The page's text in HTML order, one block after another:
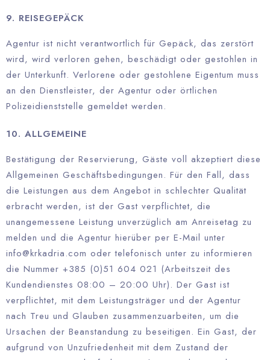
9. REISEGEPÄCK
Agentur ist nicht verantwortlich für Gepäck, das zerstört
wird, wird verloren gehen, beschädigt oder gestohlen in
der Unterkunft. Verlorene oder gestohlene Eigentum muss
an den Dienstleister, der Agentur oder örtlichen
Polizeidienststelle gemeldet werden.
10. ALLGEMEINE
Bestätigung der Reservierung, Gäste voll akzeptiert diese
Allgemeinen Geschäftsbedingungen. Für den Fall, dass
die Leistungen aus dem Angebot in schlechter Qualität
erbracht werden, ist der Gast verpflichtet, die
unangemessene Leistung unverzüglich am Anreisetag zu
melden und die Agentur hierüber per E-Mail unter
info@krkadria.com oder telefonisch unter zu informieren
die Nummer +385 (0)51 604 021 (Arbeitszeit des
Kundendienstes 08:00 – 20:00 Uhr). Der Gast ist
verpflichtet, mit dem Leistungsträger und der Agentur
nach Treu und Glauben zusammenzuarbeiten, um die
Ursachen der Beanstandung zu beseitigen. Ein Gast, der
aufgrund von Unzufriedenheit mit dem Zustand der